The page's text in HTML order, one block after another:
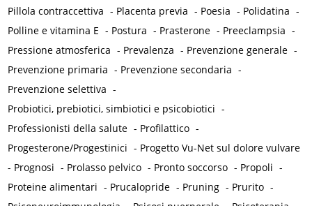
Pillola contraccettiva - Placenta previa - Poesia - Polidatina -
Polline e vitamina E - Postura - Prasterone - Preeclampsia -
Pressione atmosferica - Prevalenza - Prevenzione generale -
Prevenzione primaria - Prevenzione secondaria -
Prevenzione selettiva -
Probiotici, prebiotici, simbiotici e psicobiotici -
Professionisti della salute - Profilattico -
Progesterone/Progestinici - Progetto Vu-Net sul dolore vulvare
- Prognosi - Prolasso pelvico - Pronto soccorso - Propoli -
Proteine alimentari - Prucalopride - Pruning - Prurito -